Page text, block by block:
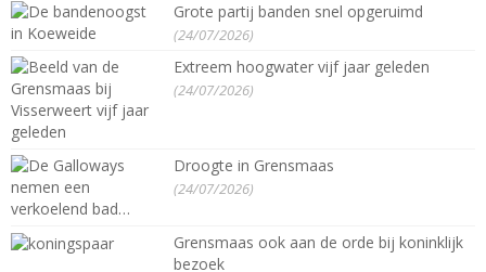
Grote partij banden snel opgeruimd
(24/07/2026)
Extreem hoogwater vijf jaar geleden
(24/07/2026)
Droogte in Grensmaas
(24/07/2026)
Grensmaas ook aan de orde bij koninklijk
bezoek